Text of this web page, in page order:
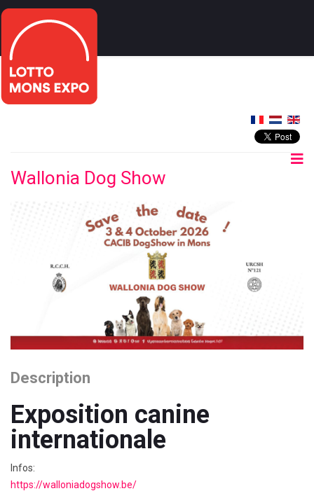
Wallonia Dog Show
Description
Exposition canine
internationale
Infos:
https://walloniadogshow.be/